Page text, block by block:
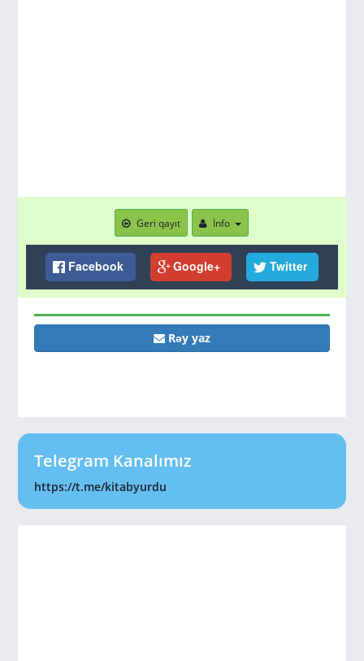
Geri qayıt İnfo
Facebook Google+ Twitter
Rəy yaz
Telegram Kanalımız
https://t.me/kitabyurdu